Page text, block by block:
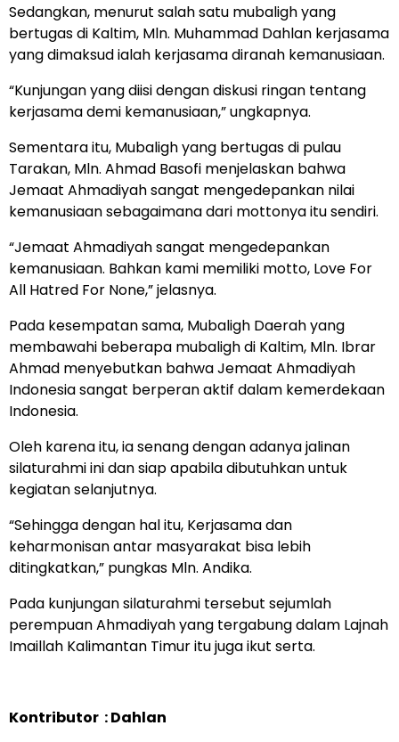
Sedangkan, menurut salah satu mubaligh yang
bertugas di Kaltim, Mln. Muhammad Dahlan kerjasama
yang dimaksud ialah kerjasama diranah kemanusiaan.
“Kunjungan yang diisi dengan diskusi ringan tentang
kerjasama demi kemanusiaan,” ungkapnya.
Sementara itu, Mubaligh yang bertugas di pulau
Tarakan, Mln. Ahmad Basofi menjelaskan bahwa
Jemaat Ahmadiyah sangat mengedepankan nilai
kemanusiaan sebagaimana dari mottonya itu sendiri.
“Jemaat Ahmadiyah sangat mengedepankan
kemanusiaan. Bahkan kami memiliki motto, Love For
All Hatred For None,” jelasnya.
Pada kesempatan sama, Mubaligh Daerah yang
membawahi beberapa mubaligh di Kaltim, Mln. Ibrar
Ahmad menyebutkan bahwa Jemaat Ahmadiyah
Indonesia sangat berperan aktif dalam kemerdekaan
Indonesia.
Oleh karena itu, ia senang dengan adanya jalinan
silaturahmi ini dan siap apabila dibutuhkan untuk
kegiatan selanjutnya.
“Sehingga dengan hal itu, Kerjasama dan
keharmonisan antar masyarakat bisa lebih
ditingkatkan,” pungkas Mln. Andika.
Pada kunjungan silaturahmi tersebut sejumlah
perempuan Ahmadiyah yang tergabung dalam Lajnah
Imaillah Kalimantan Timur itu juga ikut serta.
Kontributor : Dahlan